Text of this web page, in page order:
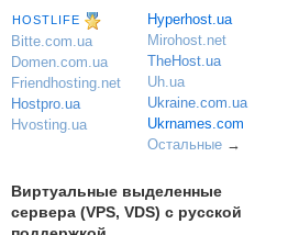
HOSTLIFE
Bitte.com.ua
Domen.com.ua
Friendhosting.net
Hostpro.ua
Hvosting.ua
Hyperhost.ua
Mirohost.net
TheHost.ua
Uh.ua
Ukraine.com.ua
Ukrnames.com
Остальные→
Виртуальные выделенные
сервера (VPS, VDS) с русской